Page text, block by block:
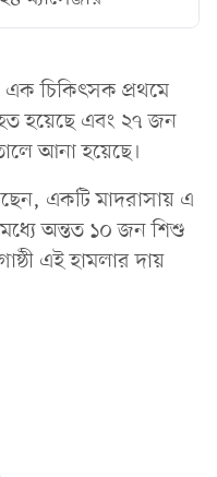
এক চিকিৎসক প্রথমে
হয়েছে এবং ২৭ জন
আনা হয়েছে।
একটি মাদরাসায় এ
অন্তত ১০ জন শিশু
এই হামলার দায়